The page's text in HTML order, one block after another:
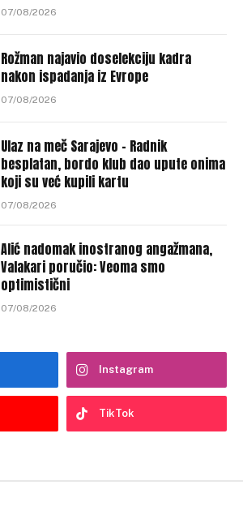
07/08/2026
Rožman najavio doselekciju kadra
nakon ispadanja iz Evrope
07/08/2026
Ulaz na meč Sarajevo – Radnik
besplatan, bordo klub dao upute onima
koji su već kupili kartu
07/08/2026
Alić nadomak inostranog angažmana,
Valakari poručio: Veoma smo
optimistični
07/08/2026
Instagram
TikTok